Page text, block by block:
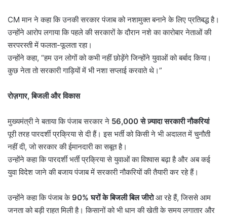
CM मान ने कहा कि उनकी सरकार पंजाब को नशामुक्त बनाने के लिए प्रतिबद्ध है।
उन्होंने आरोप लगाया कि पहले की सरकारों के दौरान नशे का कारोबार नेताओं की
सरपरस्ती में फलता-फूलता रहा।
उन्होंने कहा, “हम उन लोगों को कभी नहीं छोड़ेंगे जिन्होंने युवाओं को बर्बाद किया।
कुछ नेता तो सरकारी गाड़ियों में भी नशा सप्लाई करवाते थे।”
रोज़गार,बिजली और विकास
मुख्यमंत्री ने बताया कि पंजाब सरकार ने 56,000से ज़्यादा सरकारी नौकरियां
पूरी तरह पारदर्शी प्रक्रिया से दी हैं। इस भर्ती को किसी ने भी अदालत में चुनौती
नहीं दी, जो सरकार की ईमानदारी का सबूत है।
उन्होंने कहा कि पारदर्शी भर्ती प्रक्रिया से युवाओं का विश्वास बढ़ा है और अब कई
युवा विदेश जाने की बजाय पंजाब में सरकारी नौकरियों की तैयारी कर रहे हैं।
उन्होंने कहा कि पंजाब के90%घरों के बिजली बिल जीरोआ रहे हैं, जिससे आम
जनता को बड़ी राहत मिली है। किसानों को भी धान की खेती के समय लगातार और